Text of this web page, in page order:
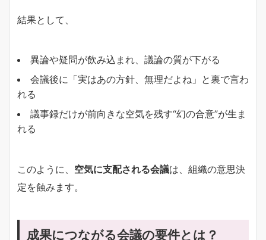
結果として、
異論や疑問が飲み込まれ、議論の質が下がる
会議後に「実はあの方針、無理だよね」と裏で言わ
れる
議事録だけが前向きな空気を残す“幻の合意”が生ま
れる
このように、 空気に支配される会議は、組織の意思決
定を蝕みます。
成果につながる会議の要件とは？